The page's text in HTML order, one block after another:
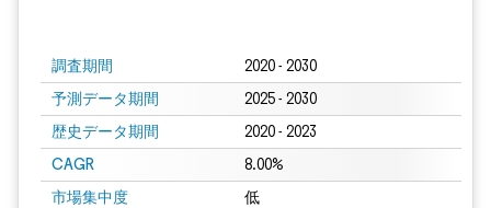
調査期間 2020 - 2030
予測データ期間 2025 - 2030
歴史データ期間 2020 - 2023
CAGR 8.00%
市場集中度 低